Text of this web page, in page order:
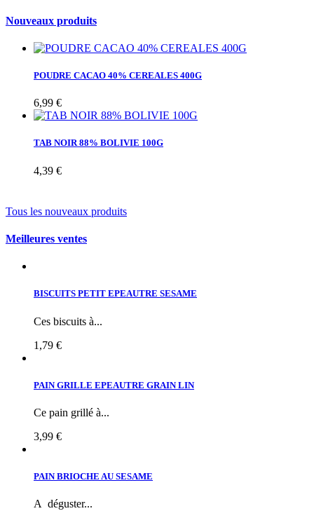
Nouveaux produits
POUDRE CACAO 40% CEREALES 400G
6,99 €
TAB NOIR 88% BOLIVIE 100G
4,39 €
Tous les nouveaux produits
Meilleures ventes
BISCUITS PETIT EPEAUTRE SESAME
Ces biscuits à...
1,79 €
PAIN GRILLE EPEAUTRE GRAIN LIN
Ce pain grillé à...
3,99 €
PAIN BRIOCHE AU SESAME
A déguster...